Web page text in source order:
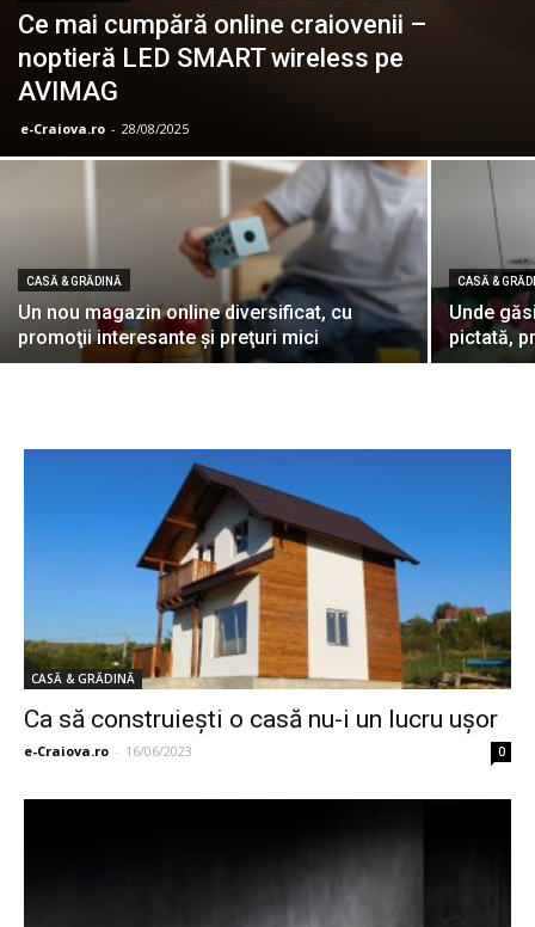
Ce mai cumpără online craiovenii –
noptieră LED SMART wireless pe
AVIMAG
e-Craiova.ro - 28/08/2025
CASĂ & GRĂDINĂ
Un nou magazin online diversificat, cu
promoţii interesante şi preţuri mici
CASĂ &
Unde
pictată,
CASĂ & GRĂDINĂ
Ca să construieşti o casă nu-i un lucru uşor
e-Craiova.ro - 16/06/2023 0